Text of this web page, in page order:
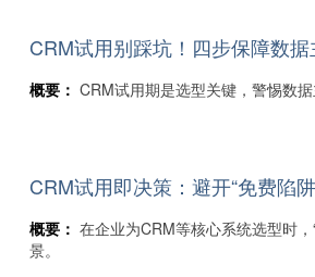
CRM试用别踩坑！四步保障数
概要： CRM试用期是选型关键，警惕数
CRM试用即决策：避开“免费陷
概要： 在企业为CRM等核心系统选型时
景。